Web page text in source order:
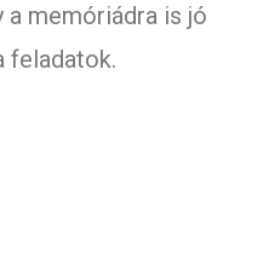
memóriádra is jó
feladatok.